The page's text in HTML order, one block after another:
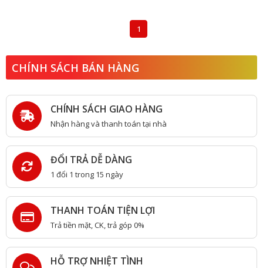
1
CHÍNH SÁCH BÁN HÀNG
CHÍNH SÁCH GIAO HÀNG
Nhận hàng và thanh toán tại nhà
ĐỔI TRẢ DỄ DÀNG
1 đổi 1 trong 15 ngày
THANH TOÁN TIỆN LỢI
Trả tiền mặt, CK, trả góp 0%
HỖ TRỢ NHIỆT TÌNH